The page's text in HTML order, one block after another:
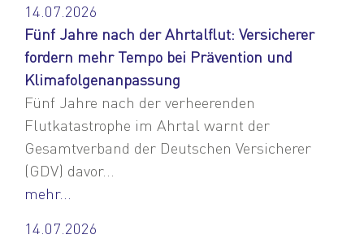
14.07.2026
Fünf Jahre nach der Ahrtalflut: Versicherer
fordern mehr Tempo bei Prävention und
Klimafolgenanpassung
Fünf Jahre nach der verheerenden
Flutkatastrophe im Ahrtal warnt der
Gesamtverband der Deutschen Versicherer
(GDV) davor...
mehr...
14.07.2026